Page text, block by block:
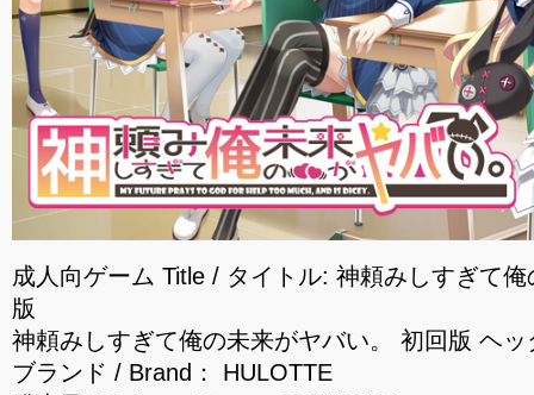
成人向ゲーム Title / タイトル: 神頼みしすぎて
版
神頼みしすぎて俺の未来がヤバい。 初回版 ヘ
ブランド / Brand： HULOTTE